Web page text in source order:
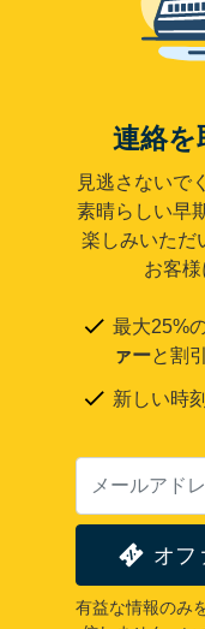
連絡を
見逃さないで
素晴らしい早
楽しみいただ
お客様
最大25%
ァーと割引
新しい時
オフ
有益な情報のみ